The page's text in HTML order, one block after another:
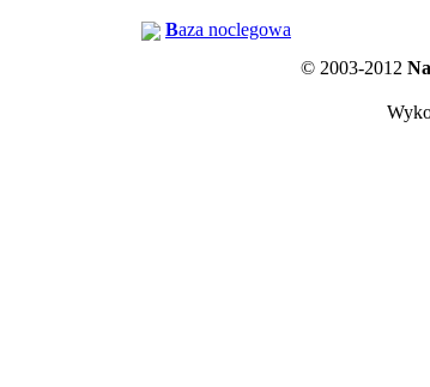
Baza noclegowa
© 2003-2012